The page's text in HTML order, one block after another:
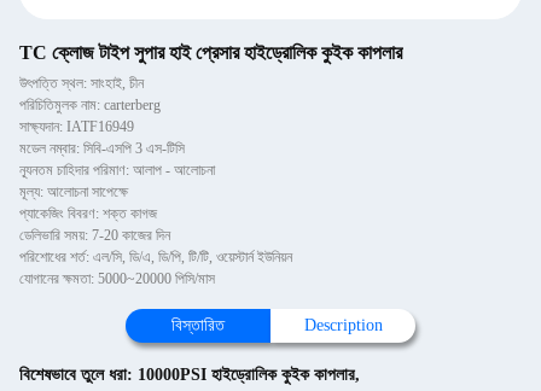
TC ক্লোজ টাইপ সুপার হাই প্রেসার হাইড্রোলিক কুইক কাপলার
উৎপত্তি স্থল: সাংহাই, চীন
পরিচিতিমুলক নাম: carterberg
সাক্ষ্যদান: IATF16949
মডেল নম্বার: সিবি-এসপি 3 এস-টিসি
ন্যূনতম চাহিদার পরিমাণ: আলাপ - আলোচনা
মূল্য: আলোচনা সাপেক্ষে
প্যাকেজিং বিবরণ: শক্ত কাগজ
ডেলিভারি সময়: 7-20 কাজের দিন
পরিশোধের শর্ত: এল/সি, ডি/এ, ডি/পি, টি/টি, ওয়েস্টার্ন ইউনিয়ন
যোগানের ক্ষমতা: 5000~20000 পিসি/মাস
বিস্তারিত Description
বিশেষভাবে তুলে ধরা: 10000PSI হাইড্রোলিক কুইক কাপলার,